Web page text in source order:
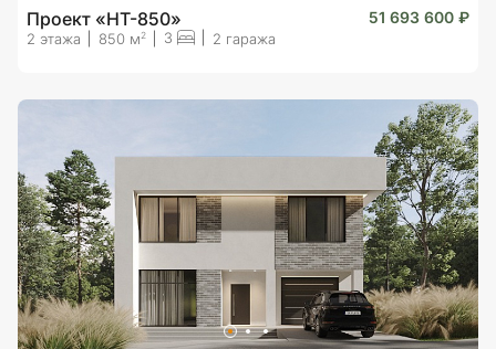
Проект «HT-850» 51 693 600 ₽
2 этажа 850 м 2 3 2 гаража